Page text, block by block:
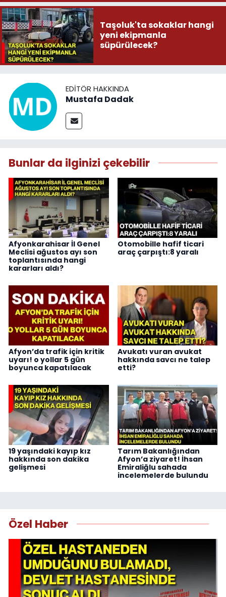
Taşoluk'ta sokaklar hangi
yeni ekipmanla
süpürülecek?
EDITÖR HAKKINDA
Mustafa Dadak
Bunlar da ilginizi çekebilir
Afyonkarahisar İl Genel
Meclisi ağustos ayı son
toplantısında hangi
kararları aldı?
Otomobille hafif ticari
araç çarpıştı:8 yaralı
Afyon’da trafik için kritik
uyarı! o yollar 5 gün
boyunca kapatılacak
Avukatı vuran avukat
hakkında savcı ne talep
etti?
19 yaşındaki kayıp kız
hakkında son dakika
gelişmesi
Tarım Bakanlığından
Afyon’a ziyaret! İhsan
Emiraliğlu sahada
incelemelerde bulundu
Özel Haber